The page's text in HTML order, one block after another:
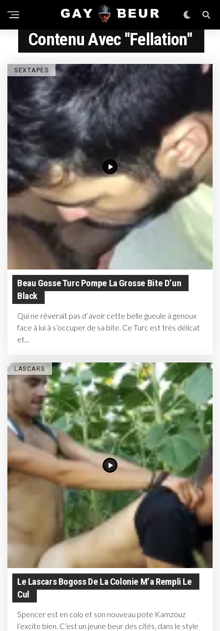
Contenu Avec "fellation"
SEXTAPES
Beau Gosse Turc Pompe La Grosse Bite D’un
Black
Qui ne rêverait pas d’avoir cette belle gueule à genoux
face à lui à s’occuper de sa bite. Ce Turc est très délicat
et...
LASCARS
Le Lascars Bogoss De La Colonie M’a Rempli Le
Cul
Spencer est en colo et son nouveau pote Kamzouz
l’excite bien. C’est un jeune beur des cités, dans le style